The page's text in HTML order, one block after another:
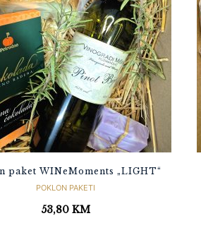
paket WINeMoments „LIGHT“
POKLON PAKETI
53,80 KM